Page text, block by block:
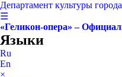
Департамент культуры
☰
«Геликон-опера» –
Языки
Ru
En
×